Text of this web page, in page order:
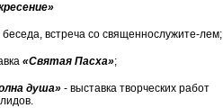
встреча со священнослужите-лем;
«Святая Пасха»;
душа» - выставка творческих работ